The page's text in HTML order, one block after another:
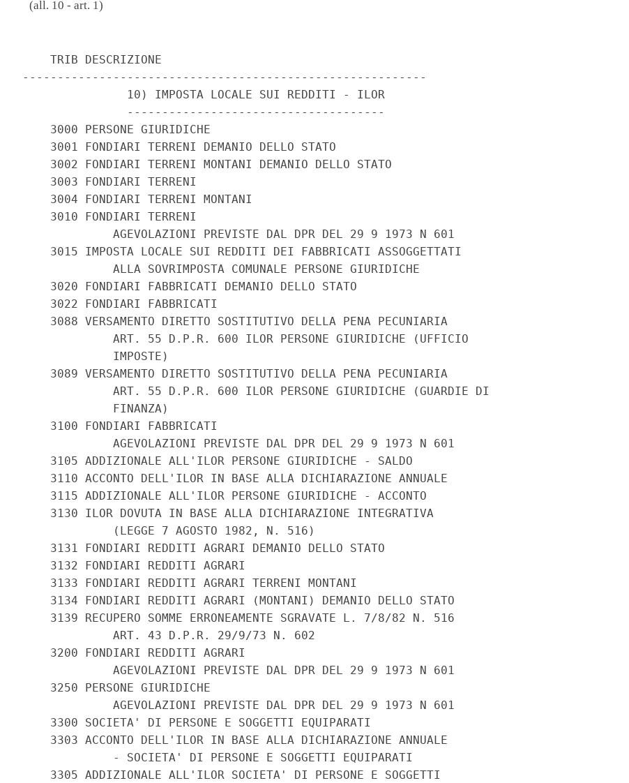
(all. 10 - art. 1)
    TRIB DESCRIZIONE
----------------------------------------------------------
               10) IMPOSTA LOCALE SUI REDDITI - ILOR
               -------------------------------------
    3000 PERSONE GIURIDICHE
    3001 FONDIARI TERRENI DEMANIO DELLO STATO
    3002 FONDIARI TERRENI MONTANI DEMANIO DELLO STATO
    3003 FONDIARI TERRENI
    3004 FONDIARI TERRENI MONTANI
    3010 FONDIARI TERRENI
             AGEVOLAZIONI PREVISTE DAL DPR DEL 29 9 1973 N 601
    3015 IMPOSTA LOCALE SUI REDDITI DEI FABBRICATI ASSOGGETTATI
             ALLA SOVRIMPOSTA COMUNALE PERSONE GIURIDICHE
    3020 FONDIARI FABBRICATI DEMANIO DELLO STATO
    3022 FONDIARI FABBRICATI
    3088 VERSAMENTO DIRETTO SOSTITUTIVO DELLA PENA PECUNIARIA
             ART. 55 D.P.R. 600 ILOR PERSONE GIURIDICHE (UFFICIO
             IMPOSTE)
    3089 VERSAMENTO DIRETTO SOSTITUTIVO DELLA PENA PECUNIARIA
             ART. 55 D.P.R. 600 ILOR PERSONE GIURIDICHE (GUARDIE DI
             FINANZA)
    3100 FONDIARI FABBRICATI
             AGEVOLAZIONI PREVISTE DAL DPR DEL 29 9 1973 N 601
    3105 ADDIZIONALE ALL'ILOR PERSONE GIURIDICHE - SALDO
    3110 ACCONTO DELL'ILOR IN BASE ALLA DICHIARAZIONE ANNUALE
    3115 ADDIZIONALE ALL'ILOR PERSONE GIURIDICHE - ACCONTO
    3130 ILOR DOVUTA IN BASE ALLA DICHIARAZIONE INTEGRATIVA
             (LEGGE 7 AGOSTO 1982, N. 516)
    3131 FONDIARI REDDITI AGRARI DEMANIO DELLO STATO
    3132 FONDIARI REDDITI AGRARI
    3133 FONDIARI REDDITI AGRARI TERRENI MONTANI
    3134 FONDIARI REDDITI AGRARI (MONTANI) DEMANIO DELLO STATO
    3139 RECUPERO SOMME ERRONEAMENTE SGRAVATE L. 7/8/82 N. 516
             ART. 43 D.P.R. 29/9/73 N. 602
    3200 FONDIARI REDDITI AGRARI
             AGEVOLAZIONI PREVISTE DAL DPR DEL 29 9 1973 N 601
    3250 PERSONE GIURIDICHE
             AGEVOLAZIONI PREVISTE DAL DPR DEL 29 9 1973 N 601
    3300 SOCIETA' DI PERSONE E SOGGETTI EQUIPARATI
    3303 ACCONTO DELL'ILOR IN BASE ALLA DICHIARAZIONE ANNUALE
             - SOCIETA' DI PERSONE E SOGGETTI EQUIPARATI
    3305 ADDIZIONALE ALL'ILOR SOCIETA' DI PERSONE E SOGGETTI